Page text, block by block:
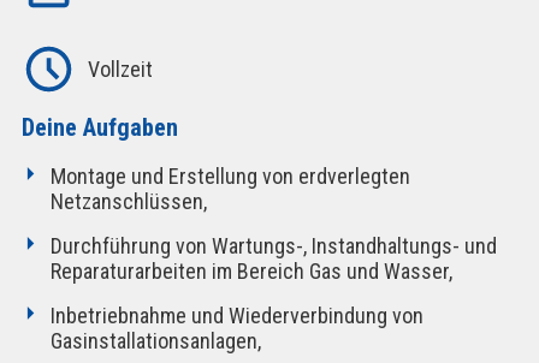
Vollzeit
Deine Aufgaben
Montage und Erstellung von erdverlegten
Netzanschlüssen,
Durchführung von Wartungs-, Instandhaltungs- und
Reparaturarbeiten im Bereich Gas und Wasser,
Inbetriebnahme und Wiederverbindung von
Gasinstallationsanlagen,